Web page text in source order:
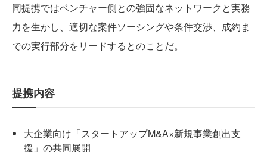
同提携ではベンチャー側との強固なネットワークと実務
力を生かし、適切な案件ソーシングや条件交渉、成約ま
での実行部分をリードするとのことだ。
提携内容
大企業向け「スタートアップM&A×新規事業創出支
援」の共同展開